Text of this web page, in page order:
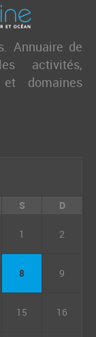
Annuaire de
activités,
domaines
S D
1 2
8 9
15 16